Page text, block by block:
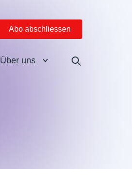
Abo abschliessen
Über uns